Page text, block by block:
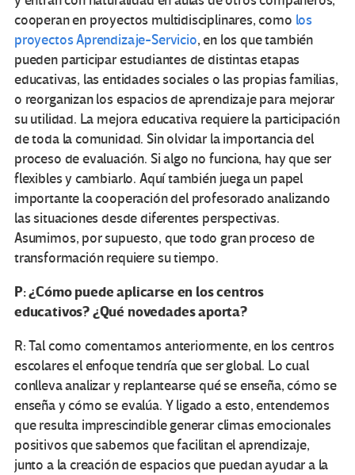
cooperan en proyectos multidisciplinares, como los
proyectos Aprendizaje-Servicio, en los que también
pueden participar estudiantes de distintas etapas
educativas, las entidades sociales o las propias familias,
o reorganizan los espacios de aprendizaje para mejorar
su utilidad. La mejora educativa requiere la participación
de toda la comunidad. Sin olvidar la importancia del
proceso de evaluación. Si algo no funciona, hay que ser
flexibles y cambiarlo. Aquí también juega un papel
importante la cooperación del profesorado analizando
las situaciones desde diferentes perspectivas.
Asumimos, por supuesto, que todo gran proceso de
transformación requiere su tiempo.
P: ¿Cómo puede aplicarse en los centros
educativos? ¿Qué novedades aporta?
R: Tal como comentamos anteriormente, en los centros
escolares el enfoque tendría que ser global. Lo cual
conlleva analizar y replantearse qué se enseña, cómo se
enseña y cómo se evalúa. Y ligado a esto, entendemos
que resulta imprescindible generar climas emocionales
positivos que sabemos que facilitan el aprendizaje,
junto a la creación de espacios que puedan ayudar a la